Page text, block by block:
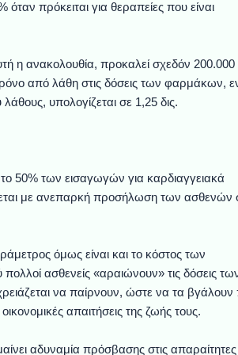
όταν πρόκειται για θεραπείες που είναι
η ανακολουθία, προκαλεί σχεδόν 200.000
από λάθη στις δόσεις των φαρμάκων,
υπολογίζεται σε 1,25 δις.
50% των εισαγωγών για καρδιαγγειακά
με ανεπαρκή προσήλωση των ασθενών
όμως είναι και το κόστος των
ασθενείς «αραιώνουν» τις δόσεις
να παίρνουν, ώστε να τα βγάλουν
απαιτήσεις της ζωής τους.
αδυναμία πρόσβασης στις απαραίτητες
Ο αέρας του
Ταξίδι στο
Διεθνής
Μουσική από
Video:
Εντυπωσιακές
Abbey,
Υποθαλάσσιο
Η νέα
Internet
Ο Κομήτης του
Συγκινητικό
Alesund: Μια
Η γάτα και το